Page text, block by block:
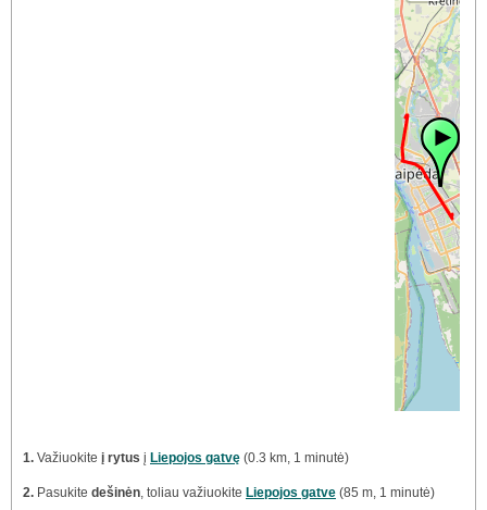
1. Važiuokite į rytus į Liepojos gatvę (0.3 km, 1 minutė)
2. Pasukite dešinėn, toliau važiuokite Liepojos gatve (85 m, 1 minutė)